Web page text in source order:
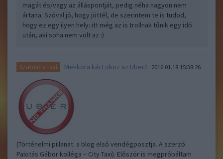
magát és/vagy az álláspontját, pedig néha nagyon nem
ártana. Szóval jó, hogy jöttél, de szerintem te is tudod,
hogy ez egy ilyen hely: itt még az is trollnak tűnik egy idő
után, aki soha nem volt az :)
Szabad a taxi Mekkora kárt okoz az Uber? 2016.01.18 15:38:26
(Történelmi pillanat: a blog első vendégposztja. A szerző
Palotás Gábor kolléga – City Taxi). Először is megpróbáltam